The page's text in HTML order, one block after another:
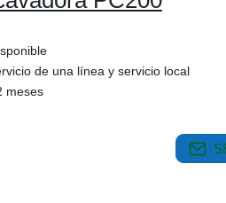
de una línea y servicio local
meses